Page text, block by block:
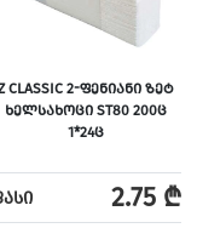
CLASSIC 2-ᲤᲔᲜᲘᲐᲜᲘ ᲖᲔᲢ
ᲮᲔᲚᲡᲐᲮᲝᲪᲘ ST80 200Ც
1*24Ც
2.75 ₾